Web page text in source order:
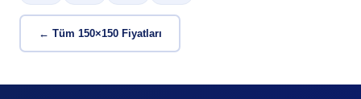
← Tüm 150×150 Fiyatları